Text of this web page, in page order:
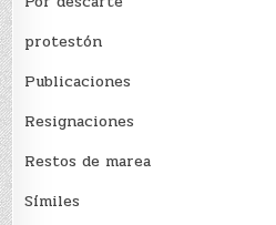
protestón
Publicaciones
Resignaciones
Restos de marea
Sí­miles